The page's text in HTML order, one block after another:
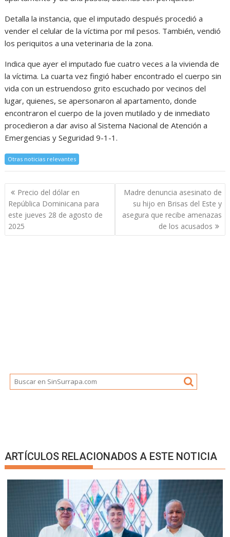
Detalla la instancia, que el imputado después procedió a
vender el celular de la víctima por mil pesos. También, vendió
los periquitos a una veterinaria de la zona.
Indica que ayer el imputado fue cuatro veces a la vivienda de
la víctima. La cuarta vez fingió haber encontrado el cuerpo sin
vida con un estruendoso grito escuchado por vecinos del
lugar, quienes, se apersonaron al apartamento, donde
encontraron el cuerpo de la joven mutilado y de inmediato
procedieron a dar aviso al Sistema Nacional de Atención a
Emergencias y Seguridad 9-1-1.
Otras noticias relevantes
Navegación
de
entradas
Precio del dólar en
República Dominicana para
este jueves 28 de agosto de
2025
Madre denuncia asesinato de
su hijo en Brisas del Este y
asegura que recibe amenazas
de los acusados
ARTÍCULOS RELACIONADOS A ESTE NOTICIA